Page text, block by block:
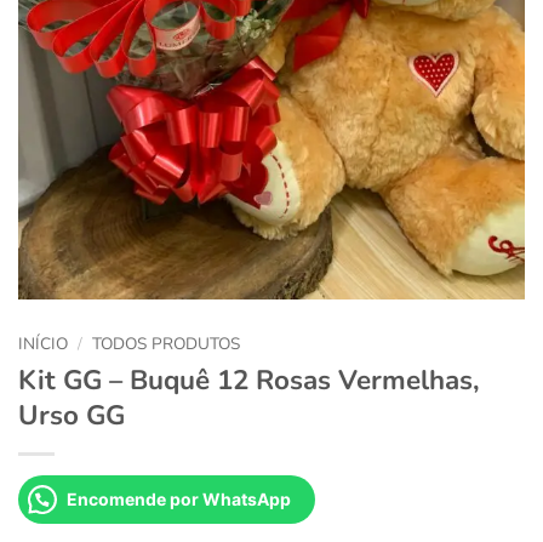
INÍCIO / TODOS PRODUTOS
Kit GG – Buquê 12 Rosas Vermelhas,
Urso GG
Encomende por WhatsApp